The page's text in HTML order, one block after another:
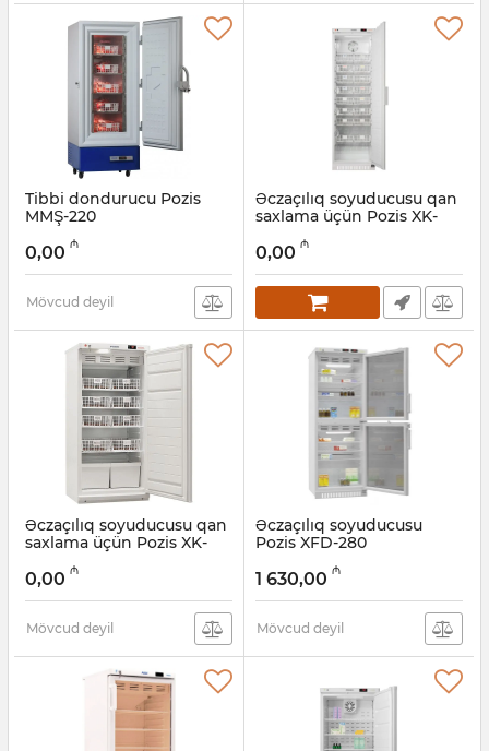
Tibbi dondurucu Pozis
MMŞ-220
005058032
0,00 ₼
Mövcud deyil
Əczaçılıq soyuducusu qan
saxlama üçün Pozis XK-
Artikul:
0,00 ₼
Əczaçılıq soyuducusu qan
saxlama üçün Pozis XK-
Artikul:
0,00 ₼
Mövcud deyil
Əczaçılıq soyuducusu
Pozis XFD-280
005058029
1 630,00 ₼
Mövcud deyil